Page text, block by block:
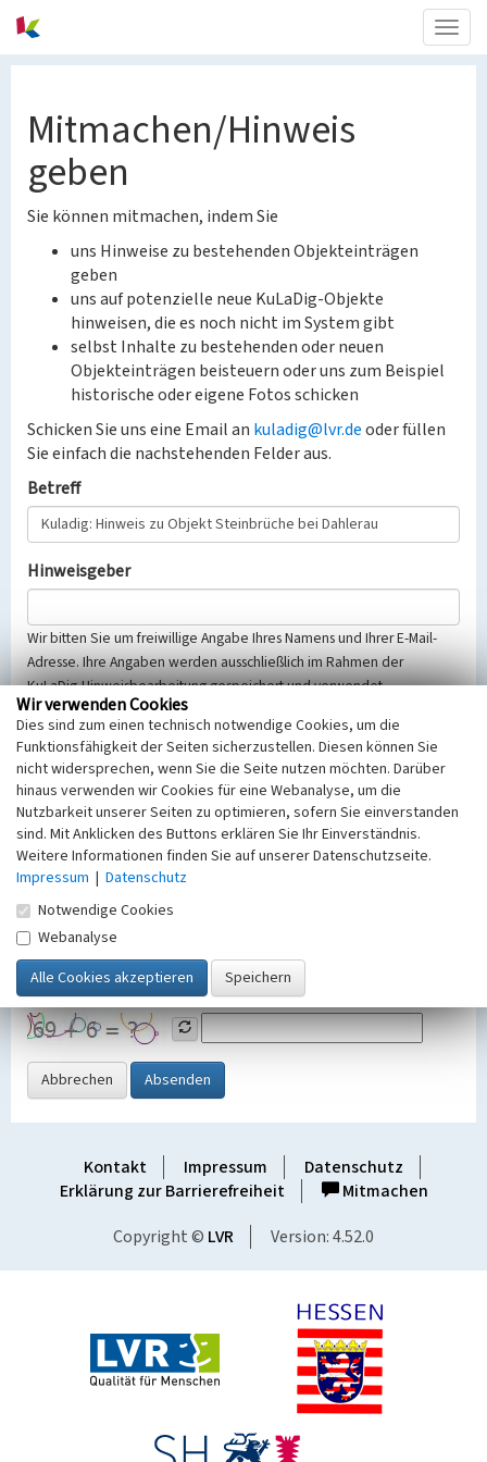
Mitmachen/Hinweis
geben
Sie können mitmachen, indem Sie
uns Hinweise zu bestehenden Objekteinträgen
geben
uns auf potenzielle neue KuLaDig-Objekte
hinweisen, die es noch nicht im System gibt
selbst Inhalte zu bestehenden oder neuen
Objekteinträgen beisteuern oder uns zum Beispiel
historische oder eigene Fotos schicken
Schicken Sie uns eine Email an kuladig@lvr.deoder füllen
Sie einfach die nachstehenden Felder aus.
Betreff
Hinweisgeber
Wir bitten Sie um freiwillige Angabe Ihres Namens und Ihrer E-Mail-
Adresse. Ihre Angaben werden ausschließlich im Rahmen der
KuLaDig-Hinweisbearbeitung gespeichert und verwendet.
Selbstverständlich werden diese entsprechend der Vorschriften des
Telemediengesetzes, des Datenschutzgesetzes NRW und der seit
dem 25.05.2018 gültigen Europäischen Datenschutzgrundverordnung
(EU-DSGVO) vertraulich behandelt, beachten Sie bitte unsere
Hinweise zumDatenschutz
Nachricht
SicherheitsabfrageTragen Sie unten das Rechenergebnis aus der
Grafik ein
Abbrechen Absenden
Kontakt Impressum
Datenschutz
Erklärung zur Barrierefreiheit
Mitmachen
Copyright © LVR Version: 4.52.0
Wir verwenden Cookies
Dies sind zum einen technisch notwendige Cookies, um die
Funktionsfähigkeit der Seiten sicherzustellen. Diesen können Sie
nicht widersprechen, wenn Sie die Seite nutzen möchten. Darüber
hinaus verwenden wir Cookies für eine Webanalyse, um die
Nutzbarkeit unserer Seiten zu optimieren, sofern Sie einverstanden
sind. Mit Anklicken des Buttons erklären Sie Ihr Einverständnis.
Weitere Informationen finden Sie auf unserer Datenschutzseite.
Impressum | Datenschutz
Notwendige Cookies
Webanalyse